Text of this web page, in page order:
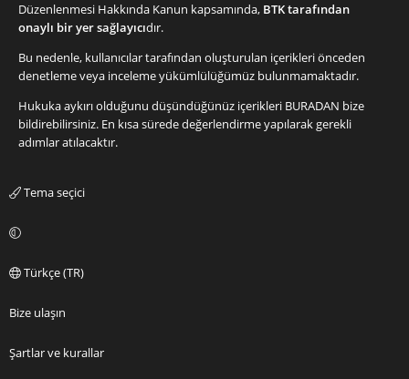
Düzenlenmesi Hakkında Kanun kapsamında, BTK tarafından
onaylı bir yer sağlayıcıdır.
Bu nedenle, kullanıcılar tarafından oluşturulan içerikleri önceden
denetleme veya inceleme yükümlülüğümüz bulunmamaktadır.
Hukuka aykırı olduğunu düşündüğünüz içerikleri BURADAN bize
bildirebilirsiniz. En kısa sürede değerlendirme yapılarak gerekli
adımlar atılacaktır.
Tema seçici
Türkçe (TR)
Bize ulaşın
Şartlar ve kurallar